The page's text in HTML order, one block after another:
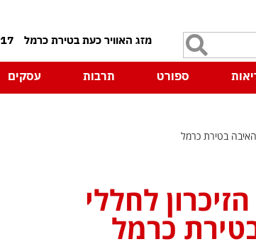
17
ספורט תרבות עסקים
האיבה בטירת כרמל
לחללי
כרמל